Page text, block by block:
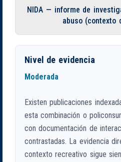
NIDA — informe de
abuso (contexto
Nivel de evidencia
Moderada
Existen publicaciones
esta combinación o
con documentación de
contrastadas. La evidencia
contexto recreativo sigue